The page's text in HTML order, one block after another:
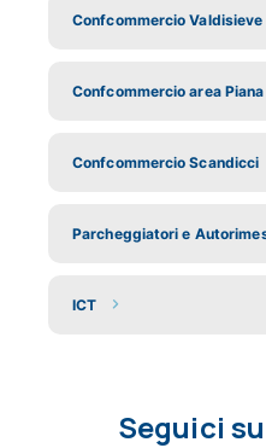
Confcommercio Valdisieve
Confcommercio area Piana
Confcommercio Scandicci
Parcheggiatori e
ICT
Seguici